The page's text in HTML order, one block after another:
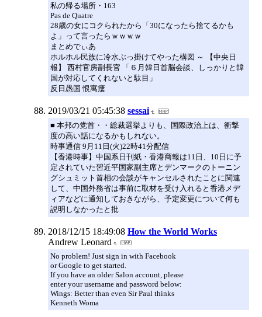
私の帰る場所・163
Pas de Quatre
28歳の女にコクられたから「30になったら捨てるかも
よ」って言ったらｗｗｗｗ
まとめでぃあ
ホルホル民族に冷水ぶっ掛けてやった構図 ～ 【中央日
報】 西村官房副長官 「６月韓日首脳会談、しっかりと韓
国が対応してくれないと駄目」
反日愚国 恨寓瘻
2019/03/21 05:45:38 sessai
■ 本邦の党首・・総裁選挙よりも、国際政治上は、衝撃
度の高い話になるかもしれない。
時事通信 9月11日(火)22時41分配信
【香港時事】中国系日刊紙・香港商報は11日、10日に予
定されていた習近平国家副主席とデンマークのトーニン
グシュミット首相の会談がキャンセルされたことに関連
して、中国外務省は事前に取材を受け入れると香港メデ
ィアなどに通知しておきながら、予定変更について何も
説明しなかったと批
2018/12/15 18:49:08 How the World Works
Andrew Leonard
No problem! Just sign in with Facebook
or Google to get started.
If you have an older Salon account, please
enter your username and password below:
Wings: Better than even Sir Paul thinks
Kenneth Woma